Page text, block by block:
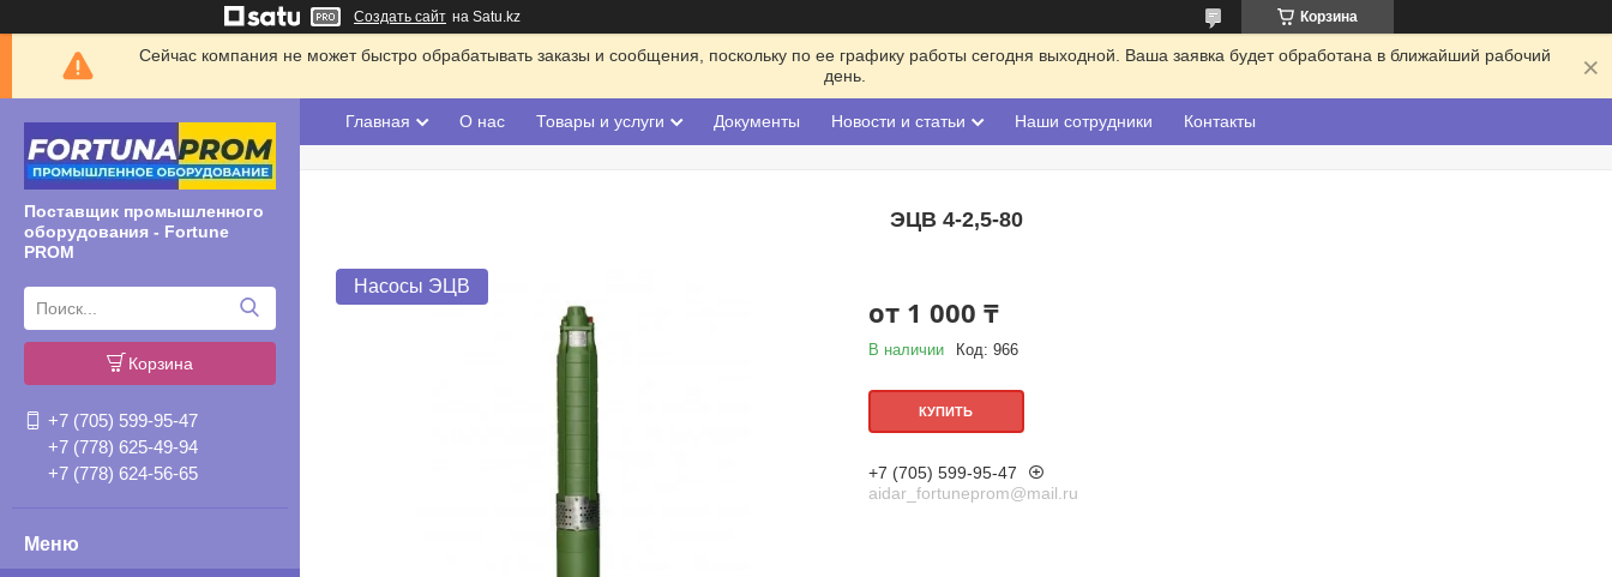
Создать сайт на Satu.kz Корзина
Сейчас компания не может быстро обрабатывать заказы и сообщения, поскольку по ее графику работы сегодня выходной. Ваша заявка будет обработана в ближайший рабочий
день.
Поставщик промышленного
оборудования - Fortune
PROM
Корзина
+7 (705) 599-95-47
+7 (778) 625-49-94
+7 (778) 624-56-65
Главная О нас Товары и услуги Документы Новости и статьи Наши сотрудники Контакты
ЭЦВ 4-2,5-80
Насосы ЭЦВ
от 1 000 ₸
В наличии Код: 966
КУПИТЬ
+7 (705) 599-95-47
aidar_fortuneprom@mail.ru